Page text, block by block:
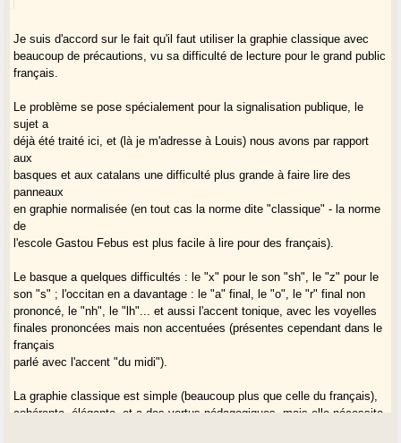
aurait
choisi de transcrire le son "u" par "ou" ? Il n'y a quasiment qu'en
français
langues,
notamment en castillan et en catalan.
Recherchez Bousquet et Busquet dans l'annuaire espagnol, sur le chef-
lieu du
Val d'Aran :
http://blancas.qdq.com/
(provincia Lleida, municipio Vielha E Mijaran (notez la graphie officielle
en
gascon, quel plaisir !))...
Siam hardits !
Tederic
Je suis d'accord sur le fait qu'il faut utiliser la graphie classique avec
beaucoup de précautions, vu sa difficulté de lecture pour le grand public
français.
Le problème se pose spécialement pour la signalisation publique, le
sujet a
déjà été traité ici, et (là je m'adresse à Louis) nous avons par rapport
aux
basques et aux catalans une difficulté plus grande à faire lire des
panneaux
en graphie normalisée (en tout cas la norme dite "classique" - la norme
de
l'escole Gastou Febus est plus facile à lire pour des français).
Le basque a quelques difficultés : le "x" pour le son "sh", le "z" pour le
son "s" ; l'occitan en a davantage : le "a" final, le "o", le "r" final non
prononcé, le "nh", le "lh"... et aussi l'accent tonique, avec les voyelles
finales prononcées mais non accentuées (présentes cependant dans le
français
parlé avec l'accent "du midi").
La graphie classique est simple (beaucoup plus que celle du français),
cohérente, élégante, et a des vertus pédagogiques, mais elle nécessite